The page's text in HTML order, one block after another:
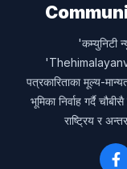
'कम्युनिटी
पत्रकारिताका मूल्य-
भूमिका निर्वाह गर्दै
राष्ट्रिय र